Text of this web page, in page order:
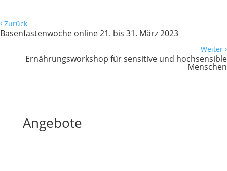
‹ Zurück
Basenfastenwoche online 21. bis 31. März 2023
Weiter ›
Ernährungsworkshop für sensitive und hochsensible
Menschen
Angebote